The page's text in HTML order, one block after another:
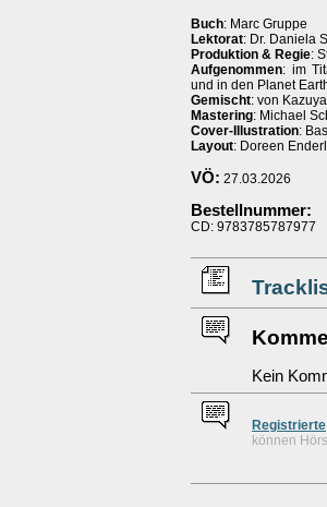
Buch: Marc Gruppe
Lektorat: Dr. Daniela
Produktion & Regie:
Aufgenommen: im
und in den Planet
Gemischt: von
Mastering: Michael
Cover-Illustration:
Layout: Doreen
VÖ: 27.03.2026
Bestellnummer:
CD: 9783785787977
Kein
Registrierte
können